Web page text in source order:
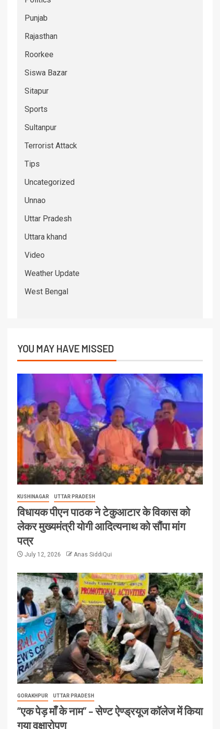
Punjab
Rajasthan
Roorkee
Siswa Bazar
Sitapur
Sports
Sultanpur
Terrorist Attack
Tips
Uncategorized
Unnao
Uttar Pradesh
Uttara khand
Video
Weather Update
West Bengal
YOU MAY HAVE MISSED
KUSHINAGAR UTTAR PRADESH
विधायक पीएन पाठक ने टेकुआटार के विकास को
लेकर मुख्यमंत्री योगी आदित्यनाथ को सौंपा मांग
पत्र
July 12, 2026 Anas SiddiQui
GORAKHPUR UTTAR PRADESH
“एक पेड़ माँ के नाम” – सेण्ट ऐण्ड्रयूज कॉलेज में किया
गया वृक्षारोपण